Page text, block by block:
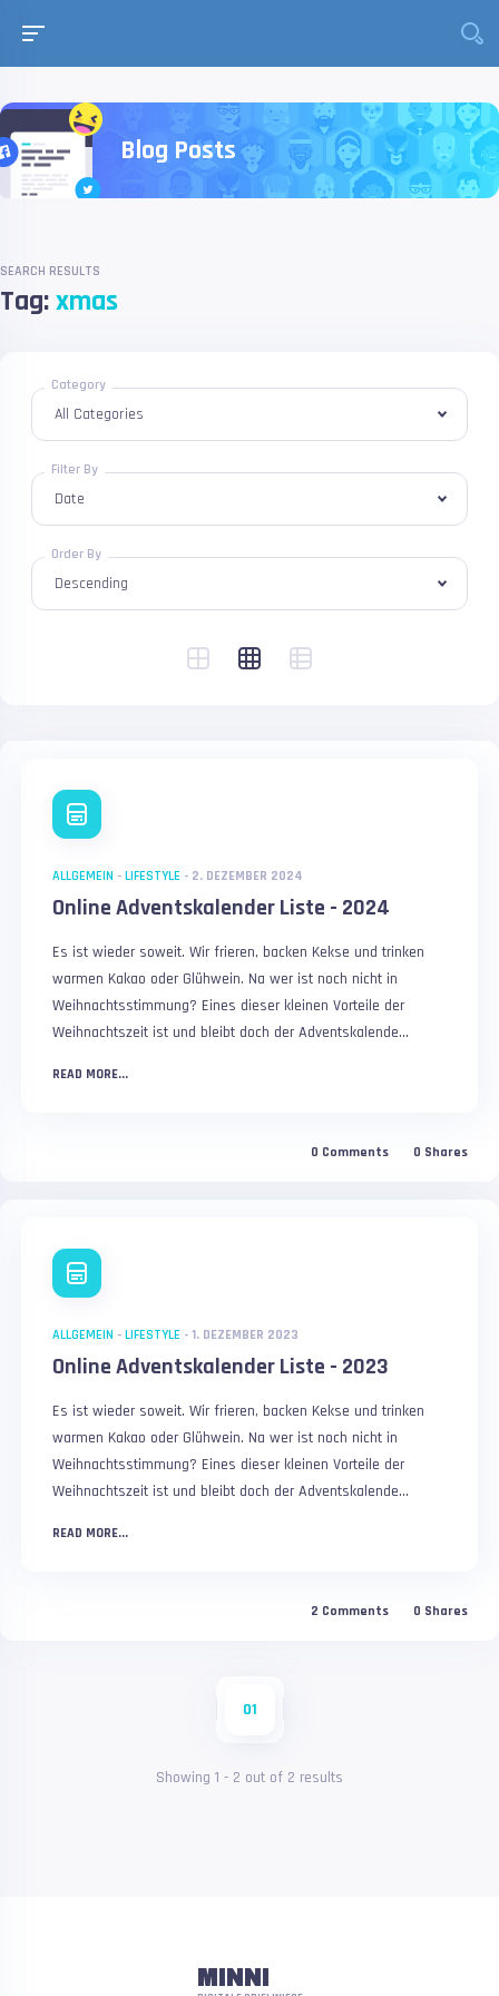
Blog Posts
SEARCH RESULTS
Tag:xmas
Category
Filter By
Order By
ALLGEMEIN - LIFESTYLE - 2. DEZEMBER 2024
Online Adventskalender Liste - 2024
Es ist wieder soweit. Wir frieren, backen Kekse und trinken
warmen Kakao oder Glühwein. Na wer ist noch nicht in
Weihnachtsstimmung? Eines dieser kleinen Vorteile der
Weihnachtszeit ist und bleibt doch der Adventskalende...
READ MORE...
0 Comments 0 Shares
ALLGEMEIN - LIFESTYLE - 1. DEZEMBER 2023
Online Adventskalender Liste - 2023
Es ist wieder soweit. Wir frieren, backen Kekse und trinken
warmen Kakao oder Glühwein. Na wer ist noch nicht in
Weihnachtsstimmung? Eines dieser kleinen Vorteile der
Weihnachtszeit ist und bleibt doch der Adventskalende...
READ MORE...
2 Comments 0 Shares
01
Showing 1 - 2 out of 2 results
MINNI